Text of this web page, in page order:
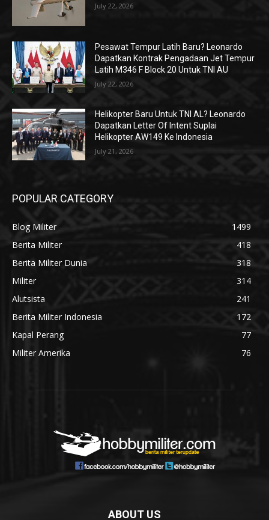
July 22, 2026
Pesawat Tempur Latih Baru? Leonardo
Dapatkan Kontrak Pengadaan Jet Tempur
Latih M346 F Block 20 Untuk TNI AU
July 22, 2026
Helikopter Baru Untuk TNI AL? Leonardo
Dapatkan Letter Of Intent Suplai
Helikopter AW149 Ke Indonesia
July 21, 2026
POPULAR CATEGORY
Blog Militer
1499
Berita Militer
418
Berita Militer Dunia
318
Militer
314
Alutsista
241
Berita Militer Indonesia
172
Kapal Perang
77
Militer Amerika
76
ABOUT US